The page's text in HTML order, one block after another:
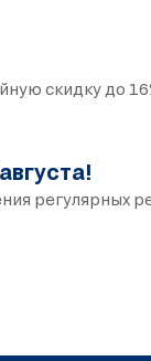
скидку до
регулярных